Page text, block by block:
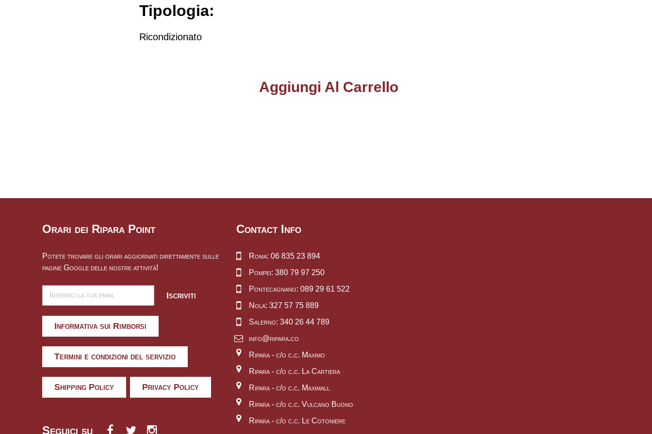
Tipologia:
Ricondizionato
Aggiungi Al Carrello
Orari dei Ripara Point
Potete trovare gli orari aggiornati direttamente sulle
pagine Google delle nostre attività!
Iscriviti
Informativa sui Rimborsi
Termini e condizioni del servizio
Shipping Policy Privacy Policy
Seguici su
Contact Info
Roma: 06 835 23 894
Pompei: 380 79 97 250
Pontecagnano: 089 29 61 522
Nola: 327 57 75 889
Salerno: 340 26 44 789
info@ripara.co
Ripara - c/o c.c. Maximo
Ripara - c/o c.c. La Cartiera
Ripara - c/o c.c. Maximall
Ripara - c/o c.c. Vulcano Buono
Ripara - c/o c.c. Le Cotoniere